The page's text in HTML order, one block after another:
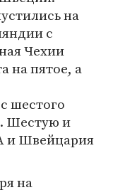
на
с
Чехии
на пятое, а
шестого
Шестую и
и Швейцария
на